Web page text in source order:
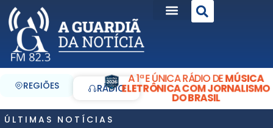
REGIÕES RÁDIO
A 1ª E ÚNICA RÁDIO DEMÚSICA
ELETRÔNICA COM JORNALISMO
DO BRASIL
ÚLTIMAS NOTÍCIAS